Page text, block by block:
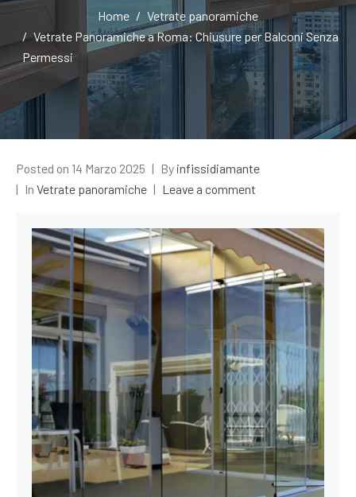
Home
Vetrate panoramiche
Vetrate Panoramiche a Roma: Chiusure per Balconi Senza
Permessi
Posted on 14 Marzo 2025 By infissidiamante
In Vetrate panoramiche Leave a comment